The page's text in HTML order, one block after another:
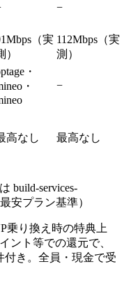
−
（実
）
112Mbps（実
測）
・
・
−
高なし 最高なし
build-services-
安プラン基準）
乗り換え時の特典上
ント等での還元で、
付き。全員・現金で受